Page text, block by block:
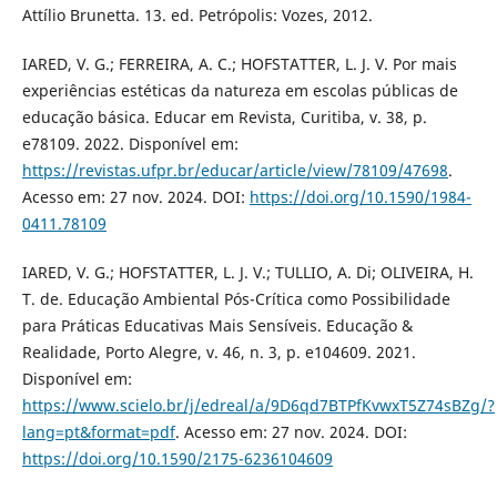
Attílio Brunetta. 13. ed. Petrópolis: Vozes, 2012.
IARED, V. G.; FERREIRA, A. C.; HOFSTATTER, L. J. V. Por mais
experiências estéticas da natureza em escolas públicas de
educação básica. Educar em Revista, Curitiba, v. 38, p.
e78109. 2022. Disponível em:
https://revistas.ufpr.br/educar/article/view/78109/47698.
Acesso em: 27 nov. 2024. DOI: https://doi.org/10.1590/1984-
0411.78109
IARED, V. G.; HOFSTATTER, L. J. V.; TULLIO, A. Di; OLIVEIRA, H.
T. de. Educação Ambiental Pós-Crítica como Possibilidade
para Práticas Educativas Mais Sensíveis. Educação &
Realidade, Porto Alegre, v. 46, n. 3, p. e104609. 2021.
Disponível em:
https://www.scielo.br/j/edreal/a/9D6qd7BTPfKvwxT5Z74sBZg/?
lang=pt&format=pdf. Acesso em: 27 nov. 2024. DOI:
https://doi.org/10.1590/2175-6236104609